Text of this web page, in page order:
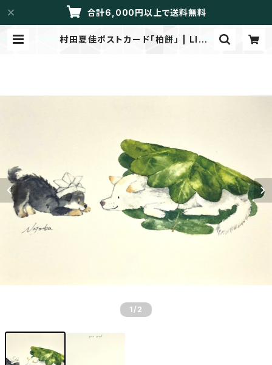
合計6,000円以上で送料無料
村田夏佳ポストカード「柏餅」 | LIBR
1 /2